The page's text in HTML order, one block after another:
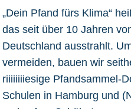
„Dein Pfand fürs Klima“
das seit über 10 Jahren
Deutschland ausstrahlt.
vermeiden, bauen wir
riiiiiiiiesige Pfandsammel-
Schulen in Hamburg und